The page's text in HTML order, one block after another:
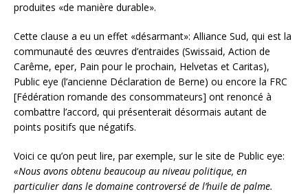
produites «de manière durable».
Cette clause a eu un effet «désarmant»: Alliance Sud, qui est la
communauté des œuvres d’entraides (Swissaid, Action de
Carême, eper, Pain pour le prochain, Helvetas et Caritas),
Public eye (l’ancienne Déclaration de Berne) ou encore la FRC
[Fédération romande des consommateurs] ont renoncé à
combattre l’accord, qui présenterait désormais autant de
points positifs que négatifs.
Voici ce qu’on peut lire, par exemple, sur le site de Public eye:
«Nous avons obtenu beaucoup au niveau politique, en
particulier dans le domaine controversé de l’huile de palme.